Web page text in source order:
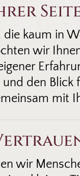
kaum in
wir
den
mit
wir